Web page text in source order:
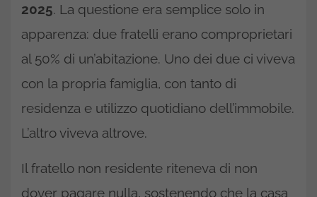
2025. La questione era semplice solo in
apparenza: due fratelli erano comproprietari
al 50% di un’abitazione. Uno dei due ci viveva
con la propria famiglia, con tanto di
residenza e utilizzo quotidiano dell’immobile.
L’altro viveva altrove.
Il fratello non residente riteneva di non
dover pagare nulla, sostenendo che la casa